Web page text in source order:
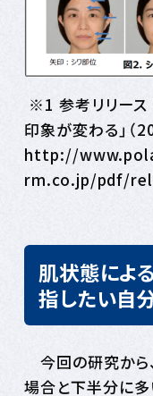
※1 参考リリース
印象が変わる」
http://
rm.co.jp/pdf/
肌状態によ
指したい自
今回の研究から
場合と下半分に